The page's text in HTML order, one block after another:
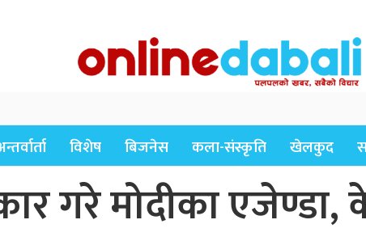
विशेष बिजनेस कला-संस्कृति खेलकुद
गरे मोदीका